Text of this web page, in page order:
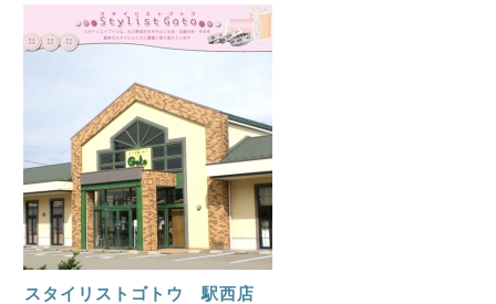
スタイリストゴトウ 駅西店